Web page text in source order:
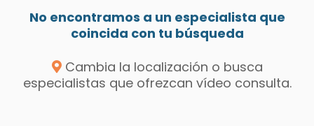
No encontramos a un especialista que
coincida con tu búsqueda
Cambia la localización o busca
especialistas que ofrezcan vídeo consulta.